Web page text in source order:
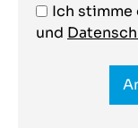
Ich stimme
und